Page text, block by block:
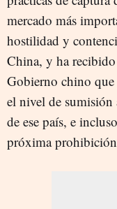
mercado más
hostilidad y
China, y ha
Gobierno chino que
el nivel de sumisión
de ese país, e
próxima